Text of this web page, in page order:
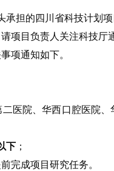
承担的四川省科技计划
项目负责人关注科技厅
项通知如下。
医院、华西口腔医院
下 ；
完成项目研究任务。